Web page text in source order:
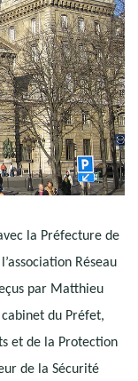
la Préfecture de
Réseau
par Matthieu
du Préfet,
et de la Protection
de la Sécurité